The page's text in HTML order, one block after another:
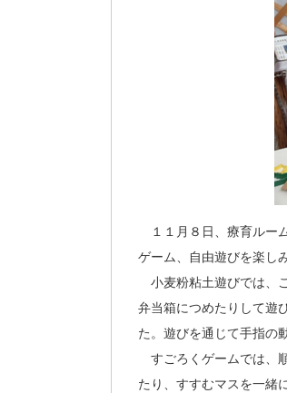
１１月８日、療育ルー
ゲーム、自由遊びを楽し
小麦粉粘土遊びでは、
弁当箱につめたりして遊
た。遊びを通じて手指の
すごろくゲームでは、
たり、すすむマスを一緒